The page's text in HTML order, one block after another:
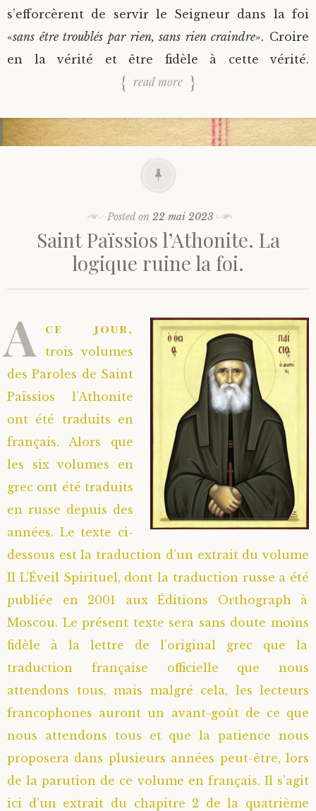
s’efforcèrent de servir le Seigneur dans la foi
«sans être troublés par rien, sans rien craindre». Croire
en la vérité et être fidèle à cette vérité.
read more
Posted on 22 mai 2023
Saint Païssios l’Athonite. La
logique ruine la foi.
A ce jour,
trois volumes
des Paroles de Saint
Païssios l’Athonite
ont été traduits en
français. Alors que
les six volumes en
grec ont été traduits
en russe depuis des
années. Le texte ci-
dessous est la traduction d’un extrait du volume
II L’Éveil Spirituel, dont la traduction russe a été
publiée en 2001 aux Éditions Orthograph à
Moscou. Le présent texte sera sans doute moins
fidèle à la lettre de l’original grec que la
traduction française officielle que nous
attendons tous, mais malgré cela, les lecteurs
francophones auront un avant-goût de ce que
nous attendons tous et que la patience nous
proposera dans plusieurs années peut-être, lors
de la parution de ce volume en français. Il s’agit
ici d’un extrait du chapitre 2 de la quatrième